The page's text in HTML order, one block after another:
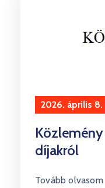
2026. április 8.
díjakról
Tovább olvasom